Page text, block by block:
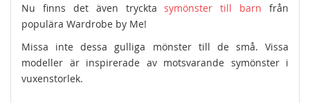
Nu finns det även trycktasymönster till barn från
populära Wardrobe by Me!
Missa inte dessa gulliga mönster till de små. Vissa
modeller är inspirerade av motsvarande symönster i
vuxenstorlek.